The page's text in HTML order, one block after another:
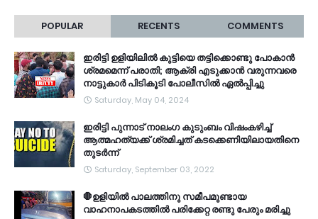
POPULAR RECENTS COMMENTS
ഇരിട്ടി ഉളിയിലിൽ കുട്ടിയെ തട്ടിക്കൊണ്ടു പോകാൻ
ശ്രമമെന്ന് പരാതി; ആക്രി എടുക്കാൻ വരുന്നവരെ
നാട്ടുകാർ പിടികൂടി പോലീസിൽ ഏൽപ്പിച്ചു
Saturday, May 04, 2024
ഇരിട്ടി പുന്നാട് നാലംഗ കുടുംബം വിഷംകഴിച്ച്‌
ആത്മഹത്യക്ക് ശ്രമിച്ചത് കടക്കെണിയിലായതിനെ
തുടർന്ന്
Saturday, September 03, 2022
🛑ഉളിയിൽ പാലത്തിനു സമീപമുണ്ടായ
വാഹനാപകടത്തിൽ പരിക്കേറ്റ രണ്ടു പേരും മരിച്ചു